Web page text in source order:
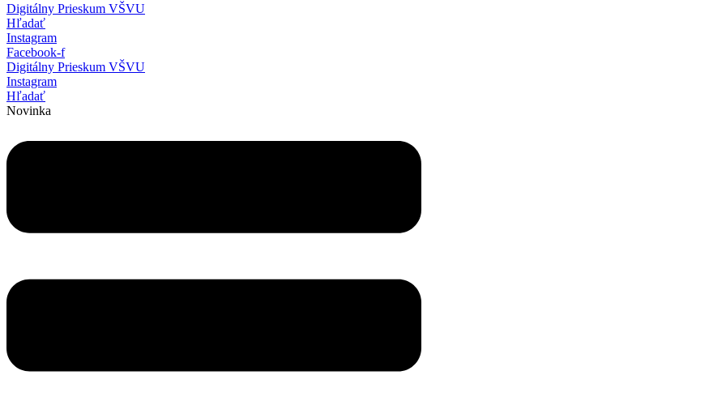
Digitálny Prieskum VŠVU
Hľadať
Instagram
Facebook-f
Digitálny Prieskum VŠVU
Instagram
Hľadať
Novinka